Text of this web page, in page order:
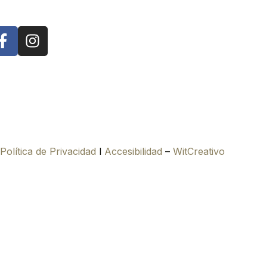
Política de Privacidad l Accesibilidad – WitCreativo